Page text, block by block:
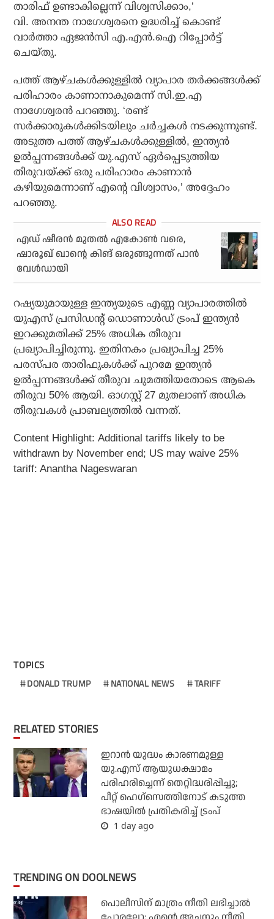
താരിഫ് ഉണ്ടാകില്ലെന്ന് വിശ്വസിക്കാം,’
വി. അനന്ത നാഗേശ്വരനെ ഉദ്ധരിച്ച് കൊണ്ട്
വാർത്താ ഏജൻസി എ.എൻ.ഐ റിപ്പോർട്ട്
ചെയ്തു.
പത്ത് ആഴ്ചകൾക്കുള്ളിൽ വ്യാപാര തർക്കങ്ങൾക്ക്
പരിഹാരം കാണാനാകുമെന്ന് സി.ഇ.എ
നാഗേശ്വരൻ പറഞ്ഞു. ‘രണ്ട്
സർക്കാരുകൾക്കിടയിലും ചർച്ചകൾ നടക്കുന്നുണ്ട്.
അടുത്ത പത്ത് ആഴ്ചകൾക്കുള്ളിൽ, ഇന്ത്യൻ
ഉൽപ്പന്നങ്ങൾക്ക് യു.എസ് ഏർപ്പെടുത്തിയ
തീരുവയ്ക്ക് ഒരു പരിഹാരം കാണാൻ
കഴിയുമെന്നാണ് എന്റെ വിശ്വാസം,’ അദ്ദേഹം
പറഞ്ഞു.
എഡ് ഷീരന്‍ മുതല്‍ എകോണ്‍ വരെ,
ഷാരൂഖ് ഖാന്റെ കിങ് ഒരുങ്ങുന്നത് പാന്‍
വേള്‍ഡായി
റഷ്യയുമായുള്ള ഇന്ത്യയുടെ എണ്ണ വ്യാപാരത്തിൽ
യുഎസ് പ്രസിഡന്റ് ഡൊണാൾഡ് ട്രംപ് ഇന്ത്യൻ
ഇറക്കുമതിക്ക് 25% അധിക തീരുവ
പ്രഖ്യാപിച്ചിരുന്നു. ഇതിനകം പ്രഖ്യാപിച്ച 25%
പരസ്പര താരിഫുകൾക്ക് പുറമേ ഇന്ത്യൻ
ഉൽപ്പന്നങ്ങൾക്ക് തീരുവ ചുമത്തിയതോടെ ആകെ
തീരുവ 50% ആയി. ഓഗസ്റ്റ് 27 മുതലാണ് അധിക
തീരുവകൾ പ്രാബല്യത്തിൽ വന്നത്.
Content Highlight: Additional tariffs likely to be
withdrawn by November end; US may waive 25%
tariff: Anantha Nageswaran
TOPICS
DONALD TRUMP NATIONAL NEWS TARIFF
RELATED STORIES
ഇറാന്‍ യുദ്ധം കാരണമുള്ള
യു.എസ് ആയുധക്ഷാമം
പരിഹരിച്ചെന്ന് തെറ്റിദ്ധരിപ്പിച്ചു;
പീറ്റ് ഹെഗ്‌സെത്തിനോട് കടുത്ത
ഭാഷയില്‍ പ്രതികരിച്ച് ട്രംപ്
1 day ago
TRENDING ON DOOLNEWS
പൊലീസിന് മാത്രം നീതി ലഭിച്ചാല്‍